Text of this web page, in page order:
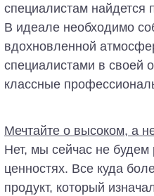
специалистам найдется
В идеале необходимо
вдохновленной
специалистами в своей
классные
Мечтайте о высоком, а
Нет, мы сейчас не будем
ценностях. Все куда
продукт, который